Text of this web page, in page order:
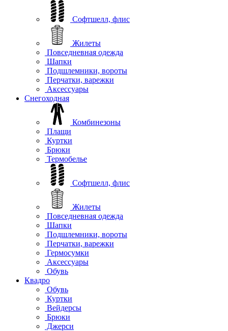
Софтшелл, флис
Жилеты
Повседневная одежда
Шапки
Подшлемники, вороты
Перчатки, варежки
Аксессуары
Снегоходная
Комбинезоны
Плащи
Куртки
Брюки
Термобелье
Софтшелл, флис
Жилеты
Повседневная одежда
Шапки
Подшлемники, вороты
Перчатки, варежки
Гермосумки
Аксессуары
Обувь
Квадро
Обувь
Куртки
Вейдерсы
Брюки
Джерси